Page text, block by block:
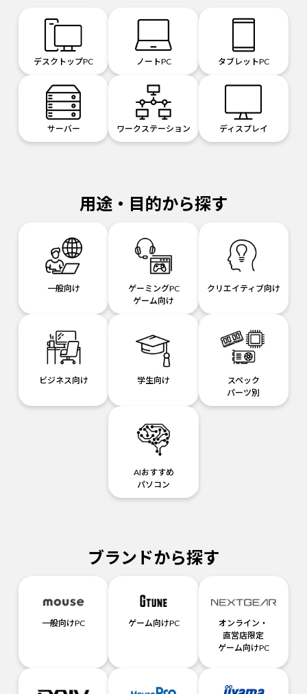
デスクトップPC ノートPC タブレットPC
サーバー ワークステーション ディスプレイ
用途・目的から探す
一般向け
ゲーミングPC
ゲーム向け
クリエイティブ向け
ビジネス向け 学生向け
スペック
パーツ別
AIおすすめ
パソコン
ブランドから探す
一般向けPC ゲーム向けPC
オンライン・
直営店限定
ゲーム向けPC